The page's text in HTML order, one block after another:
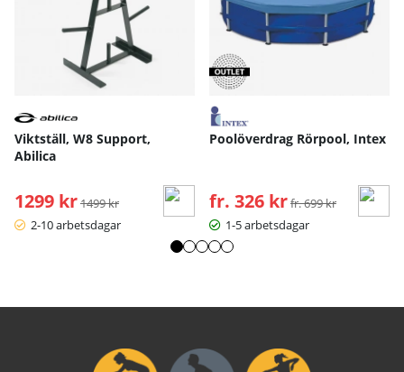
Viktställ, W8 Support,
Abilica
1299 kr Ordinarie pris:
1499 kr
2-10 arbetsdagar
Poolöverdrag Rörpool, Intex
fr. 326 kr Ordinarie pris:
fr. 699 kr
1-5 arbetsdagar